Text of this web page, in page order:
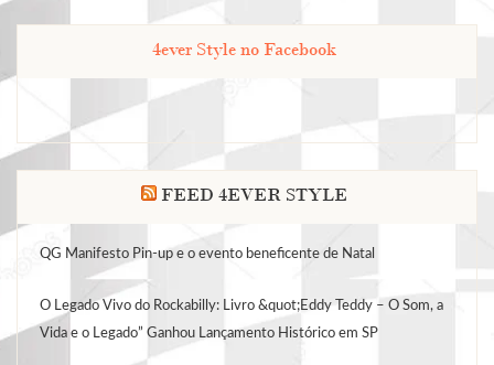
4ever Style no Facebook
FEED 4EVER STYLE
QG Manifesto Pin-up e o evento beneficente de Natal
O Legado Vivo do Rockabilly: Livro &quot;Eddy Teddy – O Som, a
Vida e o Legado” Ganhou Lançamento Histórico em SP